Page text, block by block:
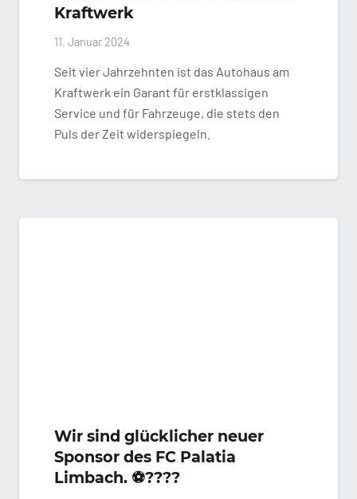
Kraftwerk
11. Januar 2024
Seit vier Jahrzehnten ist das Autohaus am
Kraftwerk ein Garant für erstklassigen
Service und für Fahrzeuge, die stets den
Puls der Zeit widerspiegeln.
Wir sind glücklicher neuer
Sponsor des FC Palatia
Limbach. ⚽️????